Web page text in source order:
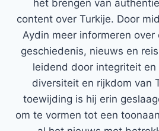
het brengen van
content over Turkije. Door
Aydin meer informeren over
geschiedenis, nieuws en
leidend door integriteit en
diversiteit en rijkdom van
toewijding is hij erin
om te vormen tot een